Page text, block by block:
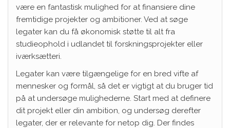
være en fantastisk mulighed for at finansiere dine
fremtidige projekter og ambitioner. Ved at søge
legater kan du få økonomisk støtte til alt fra
studieophold i udlandet til forskningsprojekter eller
iværksætteri.
Legater kan være tilgængelige for en bred vifte af
mennesker og formål, så det er vigtigt at du bruger tid
på at undersøge mulighederne. Start med at definere
dit projekt eller din ambition, og undersøg derefter
legater, der er relevante for netop dig. Der findes